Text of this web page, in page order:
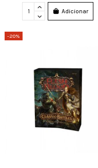
Adicionar
-20%